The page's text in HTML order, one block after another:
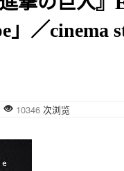
」／cinema
10346 次浏览